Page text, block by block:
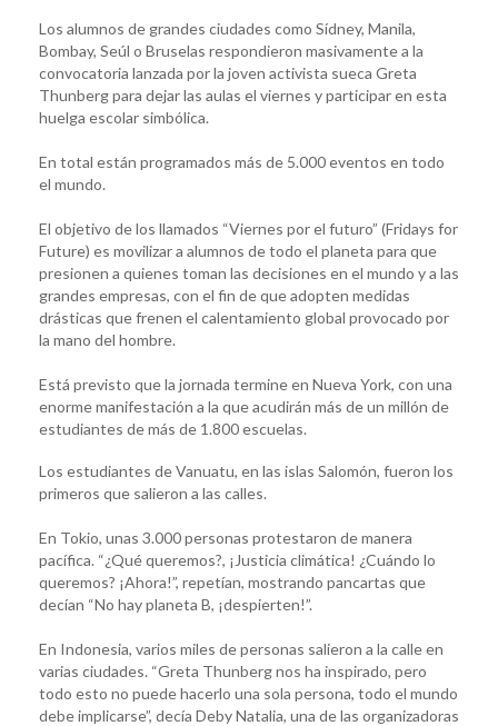
Los alumnos de grandes ciudades como Sídney, Manila,
Bombay, Seúl o Bruselas respondieron masivamente a la
convocatoria lanzada por la joven activista sueca Greta
Thunberg para dejar las aulas el viernes y participar en esta
huelga escolar simbólica.
En total están programados más de 5.000 eventos en todo
el mundo.
El objetivo de los llamados “Viernes por el futuro” (Fridays for
Future) es movilizar a alumnos de todo el planeta para que
presionen a quienes toman las decisiones en el mundo y a las
grandes empresas, con el fin de que adopten medidas
drásticas que frenen el calentamiento global provocado por
la mano del hombre.
Está previsto que la jornada termine en Nueva York, con una
enorme manifestación a la que acudirán más de un millón de
estudiantes de más de 1.800 escuelas.
Los estudiantes de Vanuatu, en las islas Salomón, fueron los
primeros que salieron a las calles.
En Tokio, unas 3.000 personas protestaron de manera
pacífica. “¿Qué queremos?, ¡Justicia climática! ¿Cuándo lo
queremos? ¡Ahora!”, repetían, mostrando pancartas que
decían “No hay planeta B, ¡despierten!”.
En Indonesia, varios miles de personas salieron a la calle en
varias ciudades. “Greta Thunberg nos ha inspirado, pero
todo esto no puede hacerlo una sola persona, todo el mundo
debe implicarse”, decía Deby Natalia, una de las organizadoras